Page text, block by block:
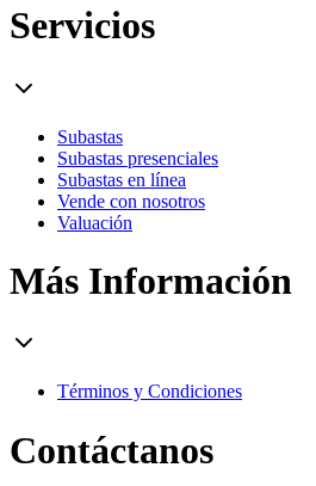
Servicios
Subastas
Subastas presenciales
Subastas en línea
Vende con nosotros
Valuación
Más Información
Términos y Condiciones
Contáctanos